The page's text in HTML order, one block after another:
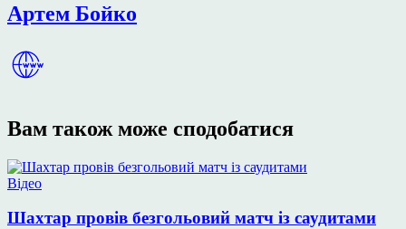
Артем Бойко
Вам також може сподобатися
Опублікувати
Відео
Шахтар провів безгольовий матч із саудитами